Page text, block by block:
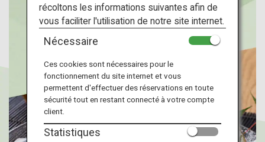
Informations sur le voyage
Services ANA
Fermer
récoltons les informations suivantes afin de
vous faciliter l'utilisation de notre site internet.
Nécessaire
Ces cookies sont nécessaires pour le
fonctionnement du site internet et vous
permettent d'effectuer des réservations en toute
sécurité tout en restant connecté à votre compte
client.
Statistiques